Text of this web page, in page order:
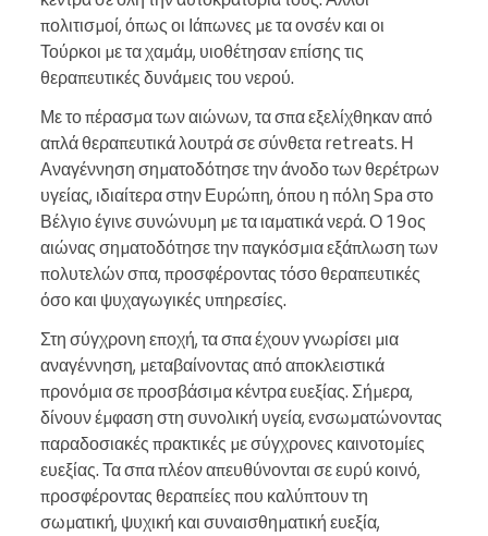
πολιτισμοί, όπως οι Ιάπωνες με τα ονσέν και οι
Τούρκοι με τα χαμάμ, υιοθέτησαν επίσης τις
θεραπευτικές δυνάμεις του νερού.
Με το πέρασμα των αιώνων, τα σπα εξελίχθηκαν από
απλά θεραπευτικά λουτρά σε σύνθετα retreats. Η
Αναγέννηση σηματοδότησε την άνοδο των θερέτρων
υγείας, ιδιαίτερα στην Ευρώπη, όπου η πόλη Spa στο
Βέλγιο έγινε συνώνυμη με τα ιαματικά νερά. Ο 19ος
αιώνας σηματοδότησε την παγκόσμια εξάπλωση των
πολυτελών σπα, προσφέροντας τόσο θεραπευτικές
όσο και ψυχαγωγικές υπηρεσίες.
Στη σύγχρονη εποχή, τα σπα έχουν γνωρίσει μια
αναγέννηση, μεταβαίνοντας από αποκλειστικά
προνόμια σε προσβάσιμα κέντρα ευεξίας. Σήμερα,
δίνουν έμφαση στη συνολική υγεία, ενσωματώνοντας
παραδοσιακές πρακτικές με σύγχρονες καινοτομίες
ευεξίας. Τα σπα πλέον απευθύνονται σε ευρύ κοινό,
προσφέροντας θεραπείες που καλύπτουν τη
σωματική, ψυχική και συναισθηματική ευεξία,